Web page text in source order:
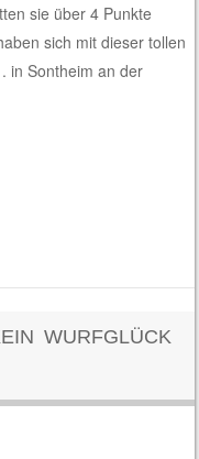
sie über 4 Punkte
sich mit dieser tollen
in Sontheim an der
WURFGLÜCK